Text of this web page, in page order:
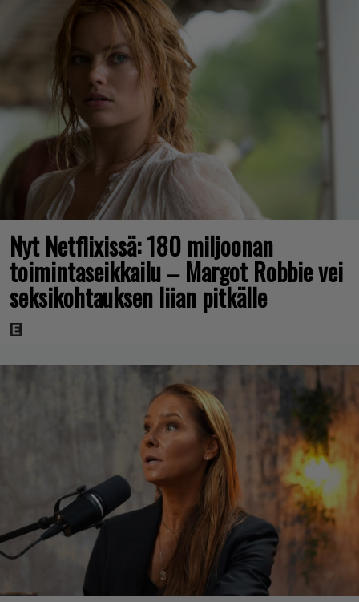
Nyt Netflixissä: 180 miljoonan
toimintaseikkailu – Margot Robbie vei
seksikohtauksen liian pitkälle